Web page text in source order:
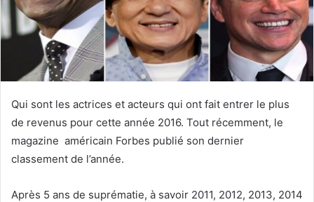
Qui sont les actrices et acteurs qui ont fait entrer le plus
de revenus pour cette année 2016. Tout récemment, le
magazine américain Forbes publié son dernier
classement de l’année.
Après 5 ans de suprématie, à savoir 2011, 2012, 2013, 2014